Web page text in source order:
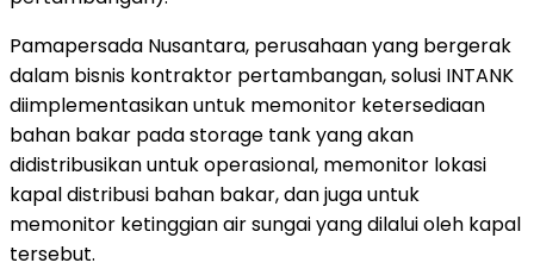
Pamapersada Nusantara, perusahaan yang bergerak
dalam bisnis kontraktor pertambangan, solusi INTANK
diimplementasikan untuk memonitor ketersediaan
bahan bakar pada storage tank yang akan
didistribusikan untuk operasional, memonitor lokasi
kapal distribusi bahan bakar, dan juga untuk
memonitor ketinggian air sungai yang dilalui oleh kapal
tersebut.